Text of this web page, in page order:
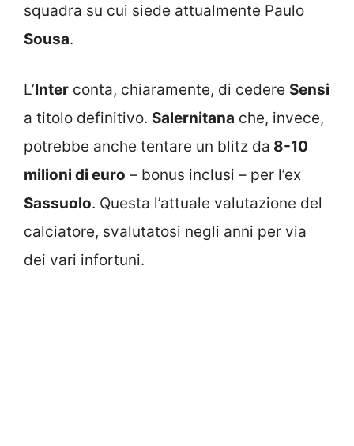
squadra su cui siede attualmente Paulo
Sousa.
L’Inter conta, chiaramente, di cedere Sensi
a titolo definitivo. Salernitana che, invece,
potrebbe anche tentare un blitz da 8-10
milioni di euro – bonus inclusi – per l’ex
Sassuolo. Questa l’attuale valutazione del
calciatore, svalutatosi negli anni per via
dei vari infortuni.